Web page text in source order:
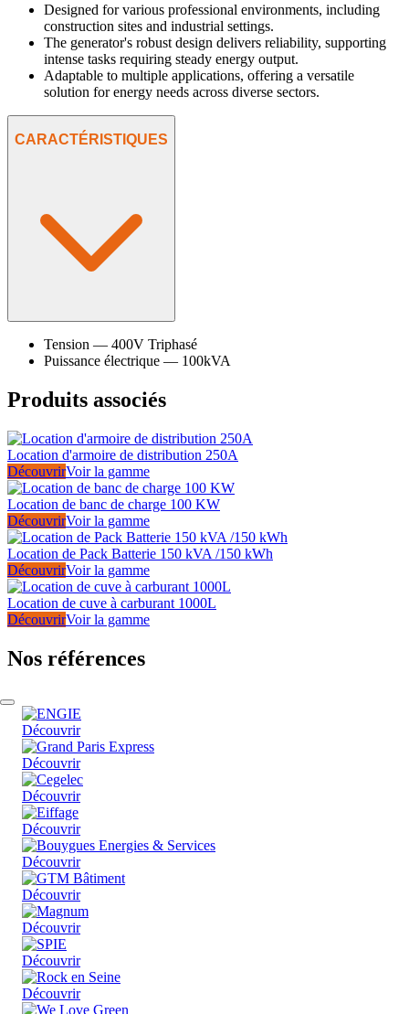
Designed for various professional environments, including
construction sites and industrial settings.
The generator's robust design delivers reliability, supporting
intense tasks requiring steady energy output.
Adaptable to multiple applications, offering a versatile
solution for energy needs across diverse sectors.
CARACTÉRISTIQUES
Tension — 400V Triphasé
Puissance électrique — 100kVA
Produits associés
Location d'armoire de distribution 250A
DécouvrirVoir la gamme
Location de banc de charge 100 KW
DécouvrirVoir la gamme
Location de Pack Batterie 150 kVA /150 kWh
DécouvrirVoir la gamme
Location de cuve à carburant 1000L
DécouvrirVoir la gamme
Nos références
Découvrir
Découvrir
Découvrir
Découvrir
Découvrir
Découvrir
Découvrir
Découvrir
Découvrir